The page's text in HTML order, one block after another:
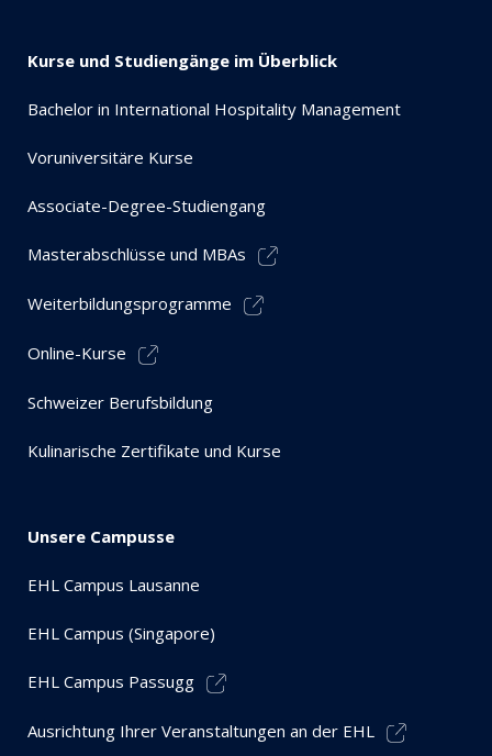
Kurse und Studiengänge im Überblick
Bachelor in International Hospitality Management
Voruniversitäre Kurse
Associate-Degree-Studiengang
Masterabschlüsse und MBAs
Weiterbildungsprogramme
Online-Kurse
Schweizer Berufsbildung
Kulinarische Zertifikate und Kurse
Unsere Campusse
EHL Campus Lausanne
EHL Campus (Singapore)
EHL Campus Passugg
Ausrichtung Ihrer Veranstaltungen an der EHL